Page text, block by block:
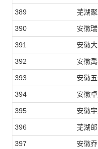
389 芜湖
390 安徽
391 安徽
392 安徽
393 安徽
394 安徽
395 安徽
396 芜湖
397 安徽